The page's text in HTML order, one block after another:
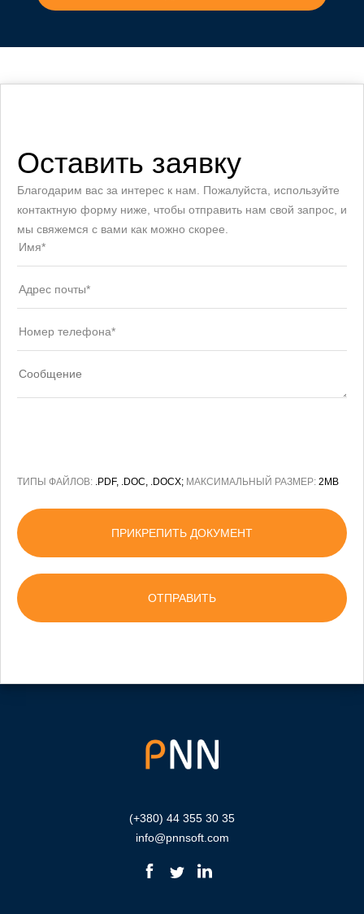
Оставить заявку
Благодарим вас за интерес к нам. Пожалуйста, используйте
контактную форму ниже, чтобы отправить нам свой запрос, и
мы свяжемся с вами как можно скорее.
ТИПЫ ФАЙЛОВ: .PDF, .DOC, .DOCX; МАКСИМАЛЬНЫЙ РАЗМЕР: 2MB
ПРИКРЕПИТЬ ДОКУМЕНТ
(+380) 44 355 30 35
info@pnnsoft.com